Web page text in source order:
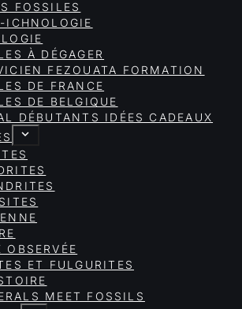
FOSSILES
ICHNOLOGIE
À DÉGAGER
FEZOUATA FORMATION
DE FRANCE
DE BELGIQUE
DÉBUTANTS IDÉES CADEAUX
OBSERVÉE
ET FULGURITES
MEET FOSSILS